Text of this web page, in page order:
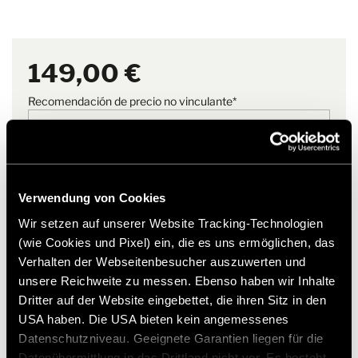
Verwendung von Cookies
Wir setzen auf unserer Website Tracking-Technologien
(wie Cookies und Pixel) ein, die es uns ermöglichen, das
Verhalten der Webseitenbesucher auszuwerten und
unsere Reichweite zu messen. Ebenso haben wir Inhalte
Dritter auf der Website eingebettet, die ihren Sitz in den
USA haben. Die USA bieten kein angemessenes
Datenschutzniveau. Geeignete Garantien liegen für die
149,00 €
Recomendación de precio no vinculante*
Número de artículo: 2305332
de fábrica, sino que solo pueden pedirse y adaptarse a
través de su socio comercial. Las imágenes están sujetas a
cambios.